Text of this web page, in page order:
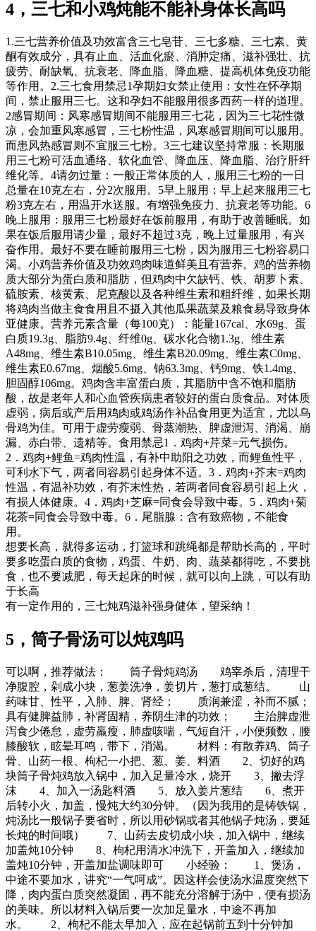
4，三七和小鸡炖能不能补身体长高吗
1.三七营养价值及功效富含三七皂苷、三七多糖、三七素、黄
酮有效成分，具有止血、活血化瘀、消肿定痛、滋补强壮、抗
疲劳、耐缺氧、抗衰老、降血脂、降血糖、提高机体免疫功能
等作用。2.三七食用禁忌1孕期妇女禁止使用：女性在怀孕期
间，禁止服用三七。这和孕妇不能服用很多西药一样的道理。
2感冒期间：风寒感冒期间不能服用三七花，因为三七花性微
凉，会加重风寒感冒，三七粉性温，风寒感冒期间可以服用。
而患风热感冒则不宜服三七粉。3三七建议坚持常服：长期服
用三七粉可活血通络、软化血管、降血压、降血脂、治疗肝纤
维化等。4请勿过量：一般正常体质的人，服用三七粉的一日
总量在10克左右，分2次服用。5早上服用：早上起来服用三七
粉3克左右，用温开水送服。有增强免疫力、抗衰老等功能。6
晚上服用：服用三七粉最好在饭前服用，有助于改善睡眠。如
果在饭后服用请少量，最好不超过3克，晚上过量服用，有兴
奋作用。最好不要在睡前服用三七粉，因为服用三七粉容易口
渴。小鸡营养价值及功效鸡肉味道鲜美且有营养。鸡的营养物
质大部分为蛋白质和脂肪，但鸡肉中欠缺钙、铁、胡萝卜素、
硫胺素、核黄素、尼克酸以及各种维生素和粗纤维，如果长期
将鸡肉当做主食食用且不摄入其他瓜果蔬菜及粮食易导致身体
亚健康。营养元素含量（每100克）：能量167cal、水69g、蛋
白质19.3g、脂肪9.4g、纤维0g、碳水化合物1.3g、维生素
A48mg、维生素B10.05mg、维生素B20.09mg、维生素C0mg、
维生素E0.67mg、烟酸5.6mg、钠63.3mg、钙9mg、铁1.4mg、
胆固醇106mg。鸡肉含丰富蛋白质，其脂肪中含不饱和脂肪
酸，故是老年人和心血管疾病患者较好的蛋白质食品。对体质
虚弱，病后或产后用鸡肉或鸡汤作补品食用更为适宜，尤以乌
骨鸡为佳。可用于虚劳瘦弱、骨蒸潮热、脾虚泄泻、消渴、崩
漏、赤白带、遗精等。食用禁忌1．鸡肉+芹菜=元气损伤。
2．鸡肉+鲤鱼=鸡肉性温，有补中助阳之功效，而鲤鱼性平，
可利水下气，两者同容易引起身体不适。3．鸡肉+芥末=鸡肉
性温，有温补功效，有芥末性热，若两者同食容易引起上火，
有损人体健康。4．鸡肉+芝麻=同食会导致中毒。5．鸡肉+菊
花茶=同食会导致中毒。6．尾脂腺：含有致癌物，不能食
用。
想要长高，就得多运动，打篮球和跳绳都是帮助长高的，平时
要多吃蛋白质的食物，鸡蛋、牛奶、肉、蔬菜都得吃，不要挑
食，也不要减肥，每天起床的时候，就可以向上跳，可以有助
于长高
有一定作用的，三七炖鸡滋补强身健体，望采纳！
5，筒子骨汤可以炖鸡吗
可以啊，推荐做法： 筒子骨炖鸡汤 鸡宰杀后，清理干
净腹腔，剁成小块，葱姜洗净，姜切片，葱打成葱结。 山
药味甘、性平，入肺、脾、肾经； 质润兼涩，补而不腻；
具有健脾益肺，补肾固精，养阴生津的功效； 主治脾虚泄
泻食少倦怠，虚劳羸瘦，肺虚咳喘，气短自汗，小便频数，腰
膝酸软，眩晕耳鸣，带下，消渴。 材料：有散养鸡、筒子
骨、山药一根、枸杞一小把、葱、姜、料酒 2、切好的鸡
块筒子骨炖鸡放入锅中，加入足量冷水，烧开 3、撇去浮
沫 4、加入一汤匙料酒 5、放入姜片葱结 6、煮开
后转小火，加盖，慢炖大约30分钟。（因为我用的是铸铁锅，
炖汤比一般锅子要省时，所以用砂锅或者其他锅子炖汤，要延
长炖的时间哦） 7、山药去皮切成小块，加入锅中，继续
加盖炖10分钟 8、枸杞用清水冲洗下，开盖加入，继续加
盖炖10分钟，开盖加盐调味即可 小经验： 1、煲汤，
中途不要加水，讲究“一气呵成”。因这样会使汤水温度突然下
降，肉内蛋白质突然凝固，再不能充分溶解于汤中，便有损汤
的美味。所以材料入锅后要一次加足量水，中途不再加
水。 2、枸杞不能太早加入，应在起锅前五到十分钟加